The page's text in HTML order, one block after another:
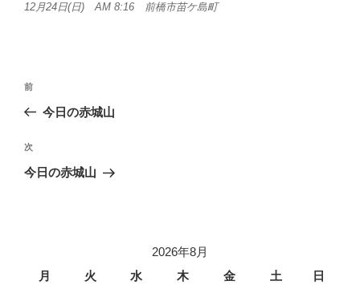
12月24日(日) AM 8:16 前橋市苗ケ島町
投
ビ
ゲ
前
の
稿
前
今日の赤城山
次
の
次
今日の赤城山
2026年8月
月
火 水 木 金 土 日